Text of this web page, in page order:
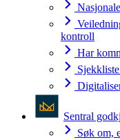
kontroll
Har
Sentral
Søk om,